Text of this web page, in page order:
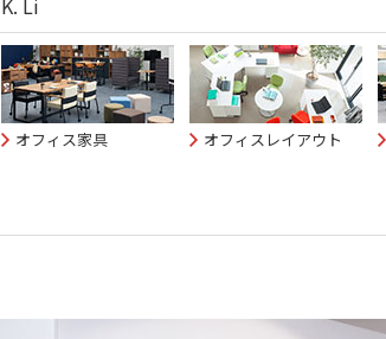
K. Li
オフィス家具 オフィスレイアウト